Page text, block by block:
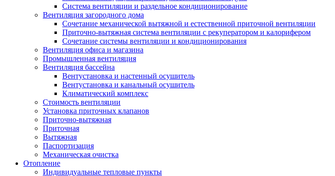
Cистема вентиляции и раздельное кондиционирование
Вентиляция загородного дома
Сочетание механической вытяжной и естественной приточной вентиляции
Приточно-вытяжная система вентиляции с рекуператором и калорифером
Сочетание системы вентиляции и кондиционирования
Вентиляция офиса и магазина
Промышленная вентиляция
Вентиляция бассейна
Вентустановка и настенный осушитель
Вентустановка и канальный осушитель
Климатический комплекс
Стоимость вентиляции
Установка приточных клапанов
Приточно-вытяжная
Приточная
Вытяжная
Паспортизация
Механическая очистка
Отопление
Индивидуальные тепловые пункты